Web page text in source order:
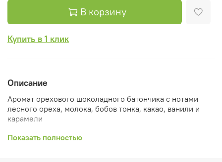
В корзину
Купить в 1 клик
Описание
Аромат орехового шоколадного батончика с нотами
лесного ореха, молока, бобов тонка, какао, ванили и
карамели
Кол-во 10 кубиков
Показать полностью